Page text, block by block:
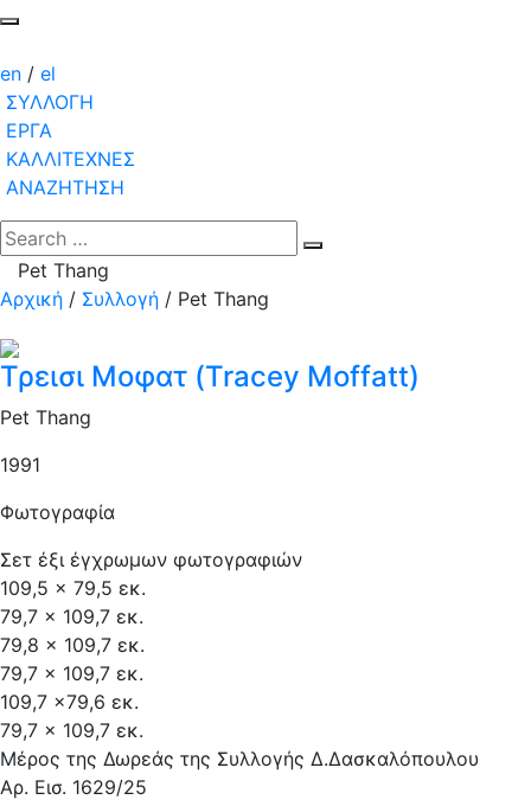
en / el
ΣΥΛΛΟΓΗ
ΕΡΓΑ
ΚΑΛΛΙΤΕΧΝΕΣ
ΑΝΑΖΗΤΗΣΗ
Pet Thang
Αρχική / Συλλογή / Pet Thang
Τρεισι Μοφατ (Tracey Moffatt)
Pet Thang
1991
Φωτογραφία
Σετ έξι έγχρωμων φωτογραφιών
109,5 × 79,5 εκ.
79,7 × 109,7 εκ.
79,8 × 109,7 εκ.
79,7 × 109,7 εκ.
109,7 ×79,6 εκ.
79,7 × 109,7 εκ.
Μέρος της Δωρεάς της Συλλογής Δ.Δασκαλόπουλου
Αρ. Εισ. 1629/25